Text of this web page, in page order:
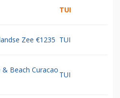
TUI
Zee €1235 TUI
& Beach Curacao
TUI